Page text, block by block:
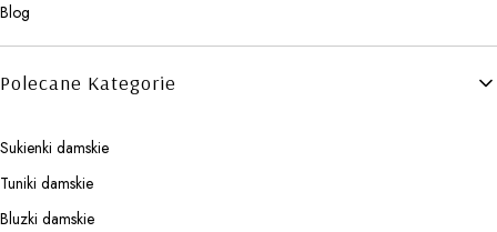
Blog
Polecane Kategorie
Sukienki damskie
Tuniki damskie
Bluzki damskie